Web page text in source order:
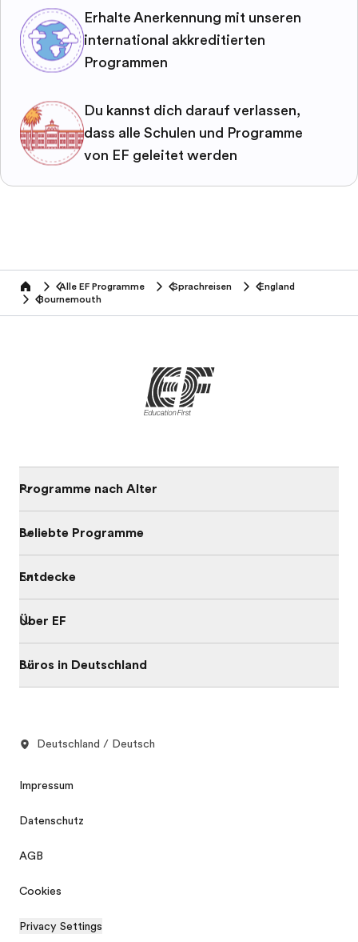
Erhalte Anerkennung mit unseren
international akkreditierten
Programmen
Du kannst dich darauf verlassen,
dass alle Schulen und Programme
von EF geleitet werden
home Alle EF Programme Sprachreisen
England
Bournemouth
Programme nach Alter
Beliebte Programme
Entdecke
Über EF
Büros in Deutschland
Deutschland / Deutsch
Impressum
Datenschutz
AGB
Cookies
Privacy Settings